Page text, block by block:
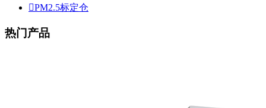
PM2.5标定仓
热门产品